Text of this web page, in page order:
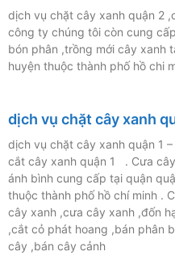
dịch vụ chặt cây xanh quận 2
công ty chúng tôi còn cung
bón phân ,trồng mới cây xanh
huyện thuộc thành phố hồ chi
dịch vụ chặt cây xanh
dịch vụ chặt cây xanh quận 1
cắt cây xanh quận 1 . Cưa
ánh bình cung cấp tại quận
thuộc thành phố hồ chí minh .
cây xanh ,cưa cây xanh ,đốn
,cắt cỏ phát hoang ,bán phân
cây ,bán cây cảnh